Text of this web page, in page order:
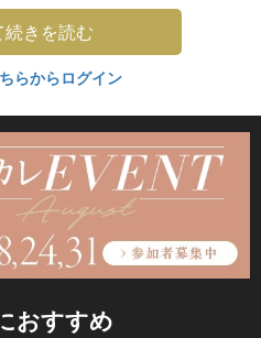
きを読む
らからログイン
おすすめ